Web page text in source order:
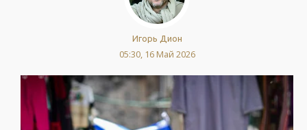
Игорь Дион
05:30, 16 Май 2026